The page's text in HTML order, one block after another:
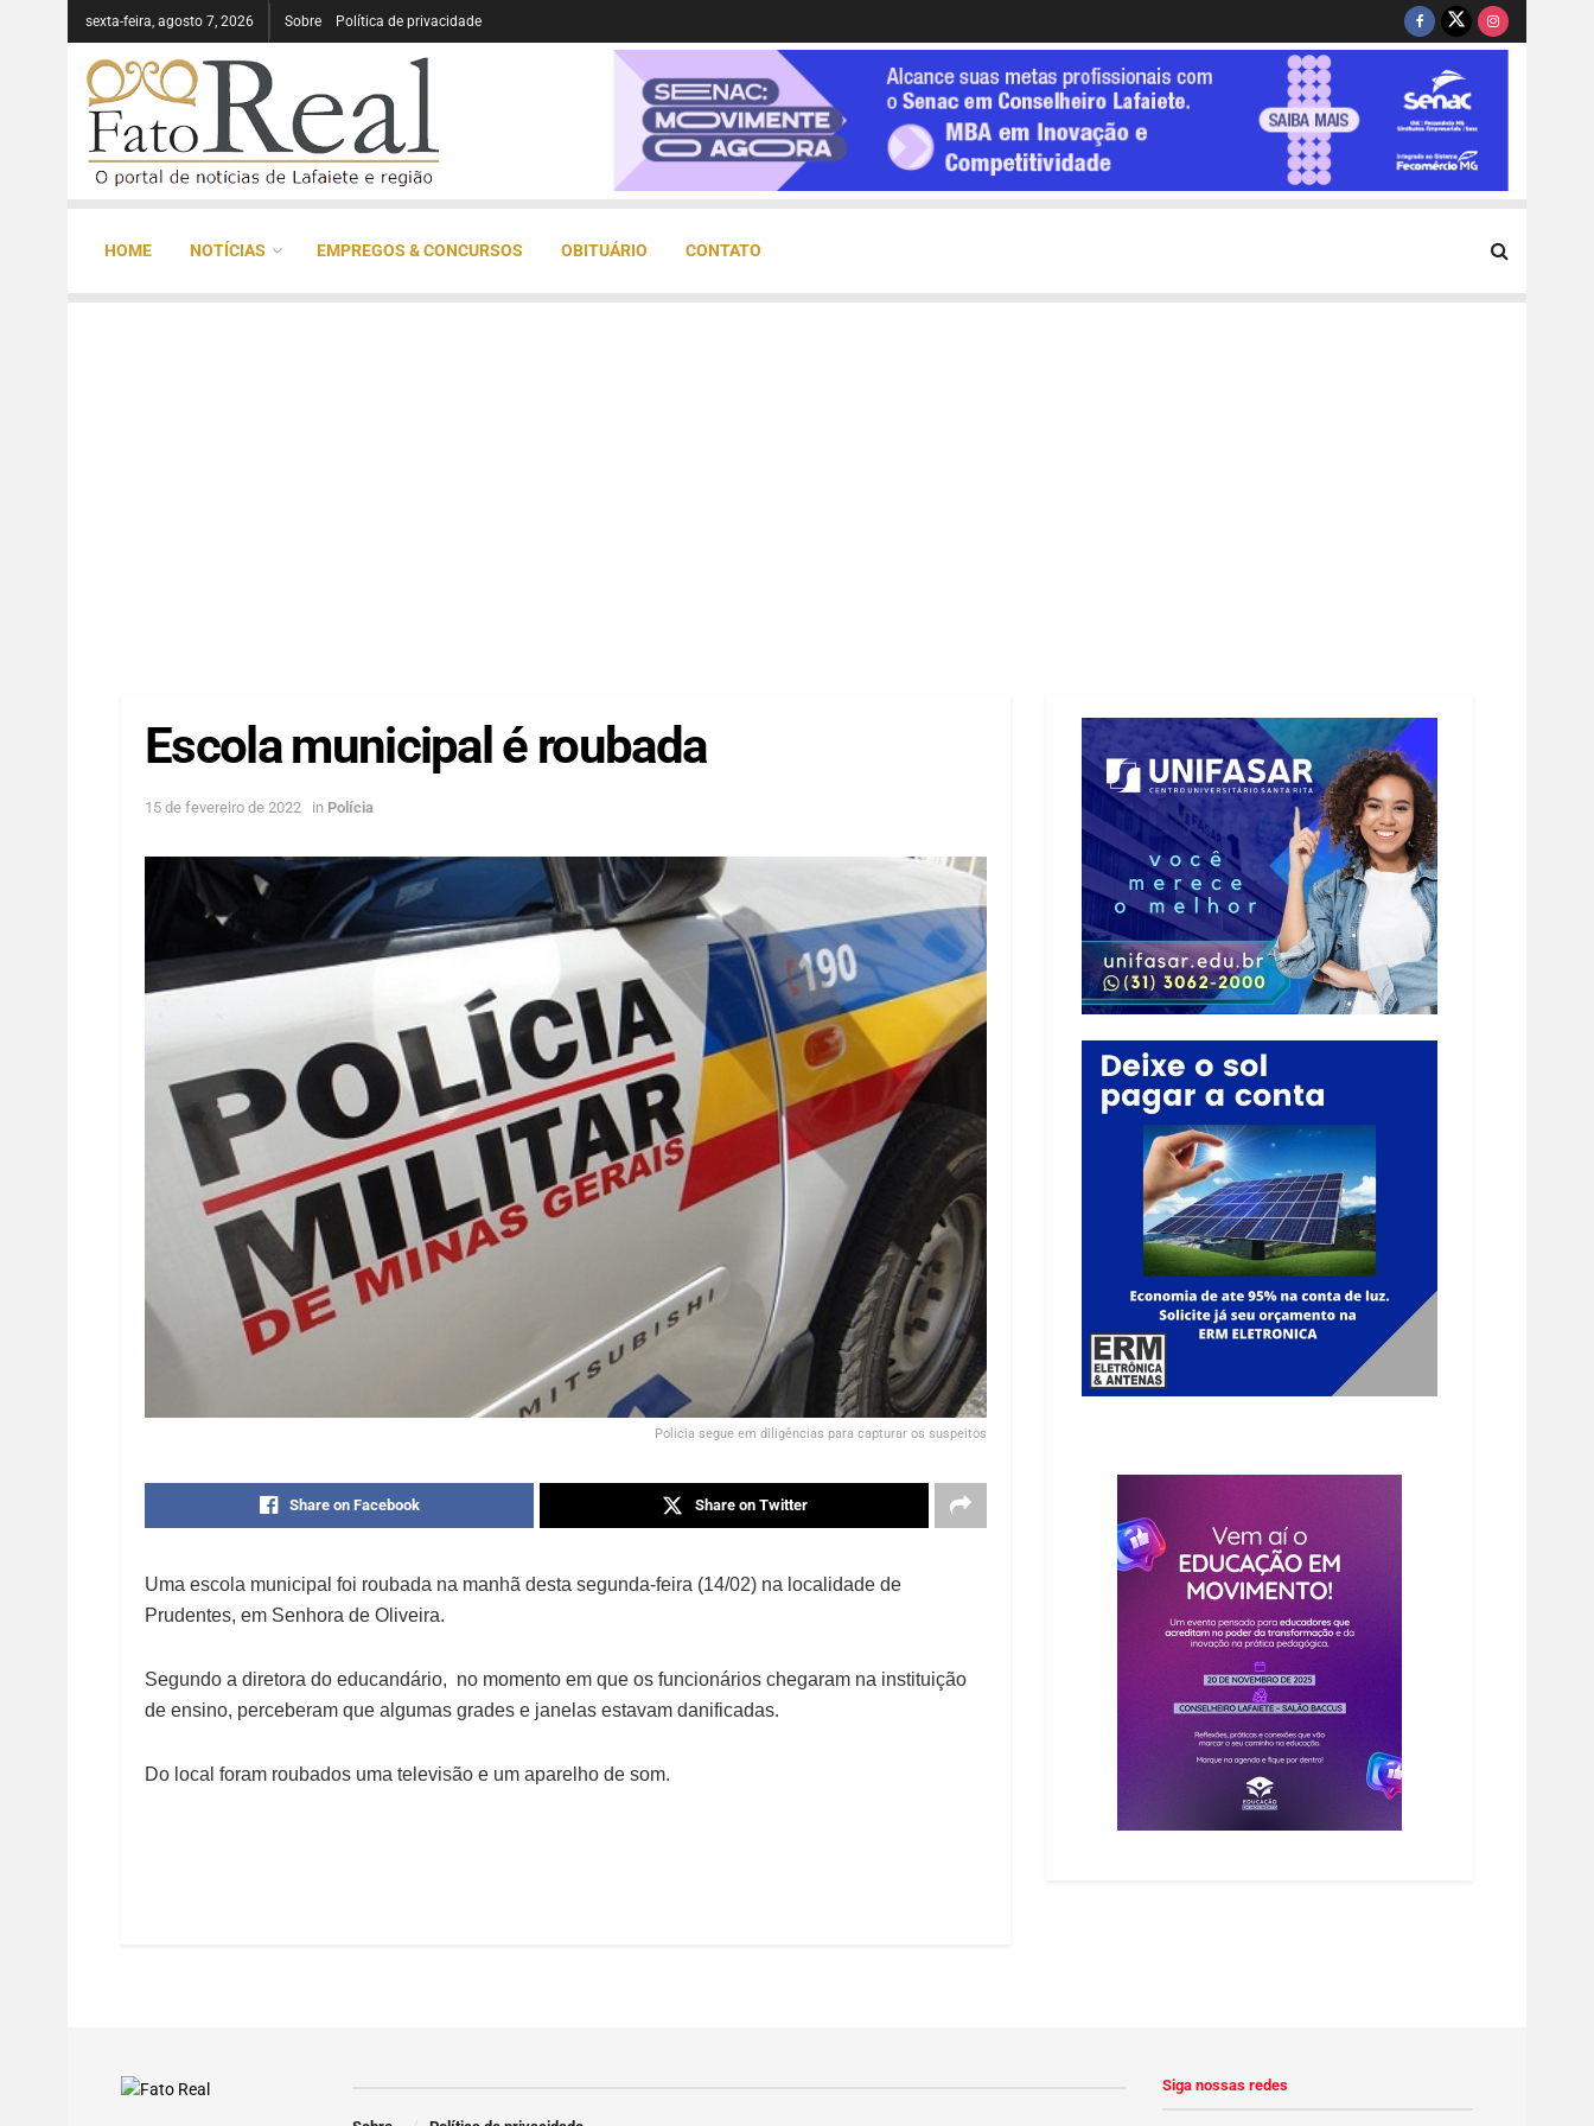
sexta-feira, agosto 7, 2026 Sobre Política de privacidade
HOME NOTÍCIAS EMPREGOS & CONCURSOS OBITUÁRIO CONTATO
Escola municipal é roubada
15 de fevereiro de 2022 in Polícia
Policia segue em diligências para capturar os suspeitos
Share on Facebook Share on Twitter
Uma escola municipal foi roubada na manhã desta segunda-feira (14/02) na localidade de
Prudentes, em Senhora de Oliveira.
Segundo a diretora do educandário, no momento em que os funcionários chegaram na instituição
de ensino, perceberam que algumas grades e janelas estavam danificadas.
Do local foram roubados uma televisão e um aparelho de som.
Siga nossas redes